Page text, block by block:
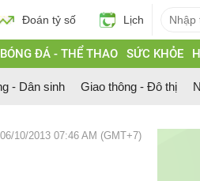
Đoán tỷ số Lịch
ĐÁ - THỂ THAO SỨC KHỎE
- Dân sinh Giao thông - Đô thị
10/2013 07:46 AM (GMT+7)